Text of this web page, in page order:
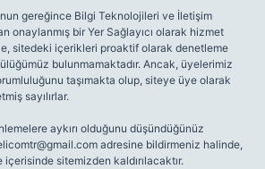
gereğince Bilgi Teknolojileri ve İletişim
onaylanmış bir Yer Sağlayıcı olarak hizmet
sitedeki içerikleri proaktif olarak denetleme
bulunmamaktadır. Ancak, üyelerimiz
taşımakta olup, siteye üye olarak
sayılırlar.
aykırı olduğunu düşündüğünüz
adresine bildirmeniz halinde,
sitemizden kaldırılacaktır.